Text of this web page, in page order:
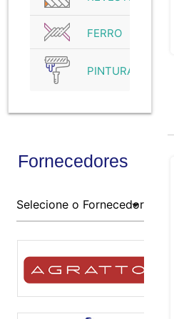
FERRO
PINTURA
Fornecedores